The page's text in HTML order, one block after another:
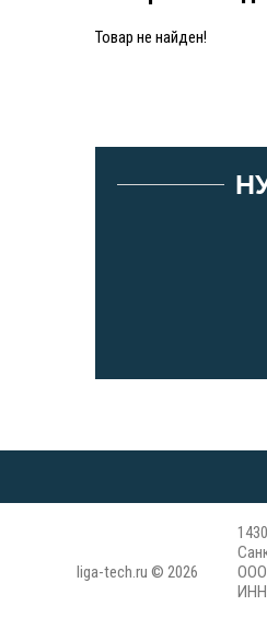
Товар не найден!
liga-tech.ru © 2026
ООО